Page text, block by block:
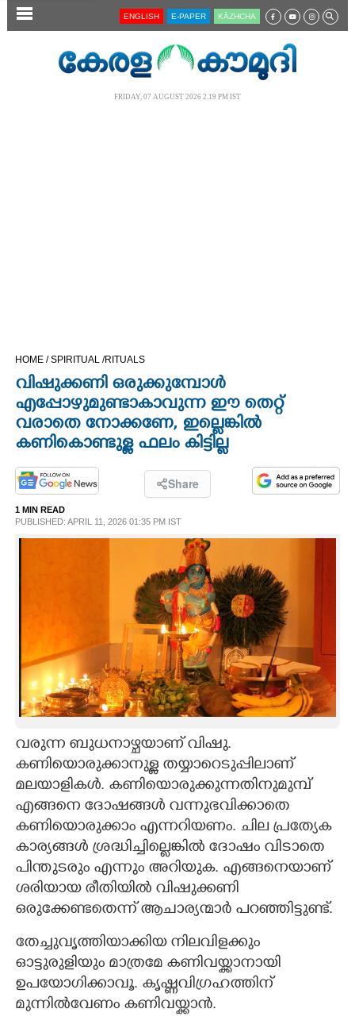
SECTIONS
OPINION
LIFESTYLE
ASTRO
CARTOONS
LITERATURE
ZOOM
CONTACT US
ENGLISH E-PAPER KĀZHCHA
FRIDAY, 07 AUGUST 2026 2.19 PM IST
HOME /SPIRITUAL /RITUALS
വിഷുക്കണി ഒരുക്കുമ്പോൾ
എപ്പോഴുമുണ്ടാകാവുന്ന ഈ തെറ്റ്
വരാതെ നോക്കണേ, ഇല്ലെങ്കിൽ
കണികാെണ്ടുള്ള ഫലം കിട്ടില്ല
Share
1 MIN READ
PUBLISHED: APRIL 11, 2026 01:35 PM IST
വരുന്ന ബുധനാഴ്ചയാണ് വിഷു.
കണിയൊരുക്കാനുള്ള തയ്യാറെടുപ്പിലാണ്
മലയാളികൾ. കണിയൊരുക്കുന്നതിനുമുമ്പ്
എങ്ങനെ ദോഷങ്ങൾ വന്നുഭവിക്കാതെ
കണിയൊരുക്കാം എന്നറിയണം. ചില പ്രത്യേക
കാര്യങ്ങൾ ശ്രദ്ധിച്ചില്ലെങ്കിൽ ദോഷം വിടാതെ
പിന്തുടരും എന്നും അറിയുക. എങ്ങനെയാണ്
ശരിയായ രീതിയിൽ വിഷുക്കണി
ഒരുക്കേണ്ടതെന്ന് ആചാര്യന്മാർ പറഞ്ഞിട്ടുണ്ട്.
തേച്ചുവൃത്തിയാക്കിയ നിലവിളക്കും
ഓട്ടുരുളിയും മാത്രമേ കണിവയ്ക്കാനായി
ഉപയോഗിക്കാവൂ. കൃഷ്ണവിഗ്രഹത്തിന്
മുന്നിൽവേണം കണിവയ്ക്കാൻ.